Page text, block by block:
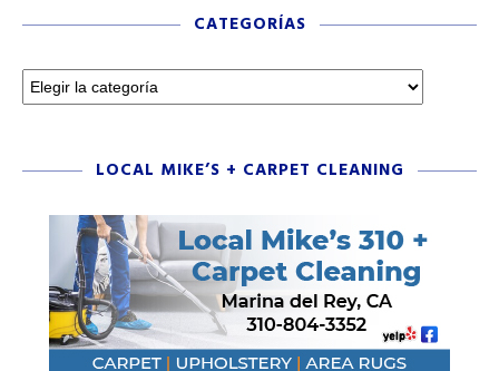
CATEGORÍAS
LOCAL MIKE’S + CARPET CLEANING